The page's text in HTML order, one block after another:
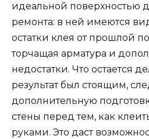
идеальной поверхностью
ремонта: в ней имеются
остатки клея от прошлой
торчащая арматура и
недостатки. Что остается
результат был стоящим,
дополнительную
стены перед тем, как
руками. Это даст